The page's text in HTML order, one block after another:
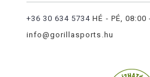
+36 30 634 5734 HÉ - PÉ, 08:00
info@gorillasports.hu